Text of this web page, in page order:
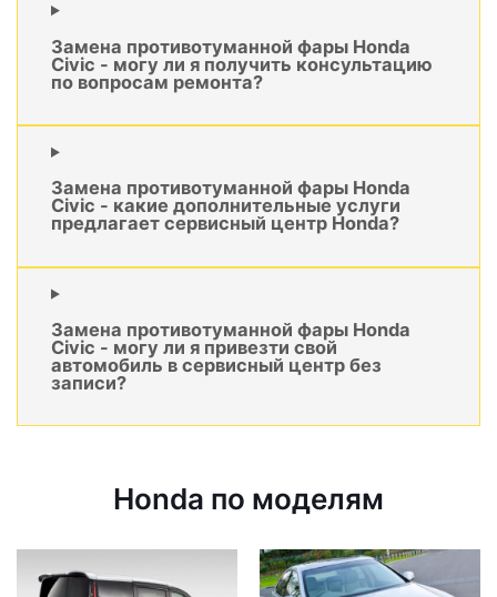
Замена противотуманной фары Honda
Civic - могу ли я получить консультацию
по вопросам ремонта?
Замена противотуманной фары Honda
Civic - какие дополнительные услуги
предлагает сервисный центр Honda?
Замена противотуманной фары Honda
Civic - могу ли я привезти свой
автомобиль в сервисный центр без
записи?
Honda по моделям